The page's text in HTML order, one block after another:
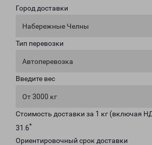
Город доставки
Набережные Челны
Тип перевозки
Автоперевозка
Введите вес
От 3000 кг
Стоимость доставки за 1 кг (включая
31.6*
Ориентировочный срок доставки